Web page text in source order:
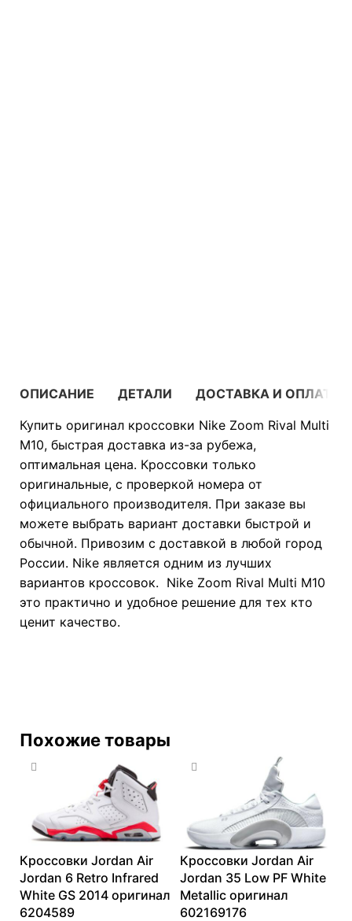
ОПИСАНИЕ ДЕТАЛИ
ДОСТАВКА И ОПЛАТА
Купить оригинал кроссовки Nike Zoom Rival Multi
M10, быстрая доставка из-за рубежа,
оптимальная цена. Кроссовки только
оригинальные, с проверкой номера от
официального производителя. При заказе вы
можете выбрать вариант доставки быстрой и
обычной. Привозим с доставкой в любой город
России. Nike является одним из лучших
вариантов кроссовок. Nike Zoom Rival Multi M10
это практично и удобное решение для тех кто
ценит качество.
Похожие товары
Кроссовки Jordan Air
Jordan 6 Retro Infrared
White GS 2014 оригинал
6204589
Кроссовки Jordan Air
Jordan 35 Low PF White
Metallic оригинал
602169176